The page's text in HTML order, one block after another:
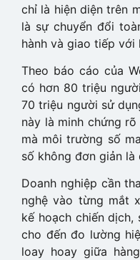
chỉ là hiện diện trên
là sự chuyển đổi
hành và giao tiếp với
Theo báo cáo của
có hơn 80 triệu
70 triệu người sử
này là minh chứng
mà môi trường số
số không đơn giản là
Doanh nghiệp cần
nghệ vào từng mắt
kế hoạch chiến dịch,
cho đến đo lường
loay hoay giữa